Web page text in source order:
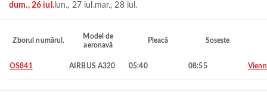
dum., 26 iul.lun., 27 iul.mar., 28 iul.
Zborul numărul.
Model de
aeronavă
Pleacă Sosește
OS841 AIRBUS A320 05:40 08:55